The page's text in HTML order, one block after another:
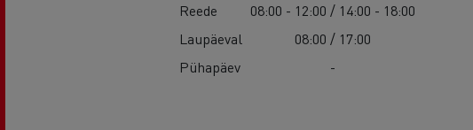
Reede
08:00 - 12:00 / 14:00 - 18:00
Laupäeval
08:00 / 17:00
Pühapäev
-